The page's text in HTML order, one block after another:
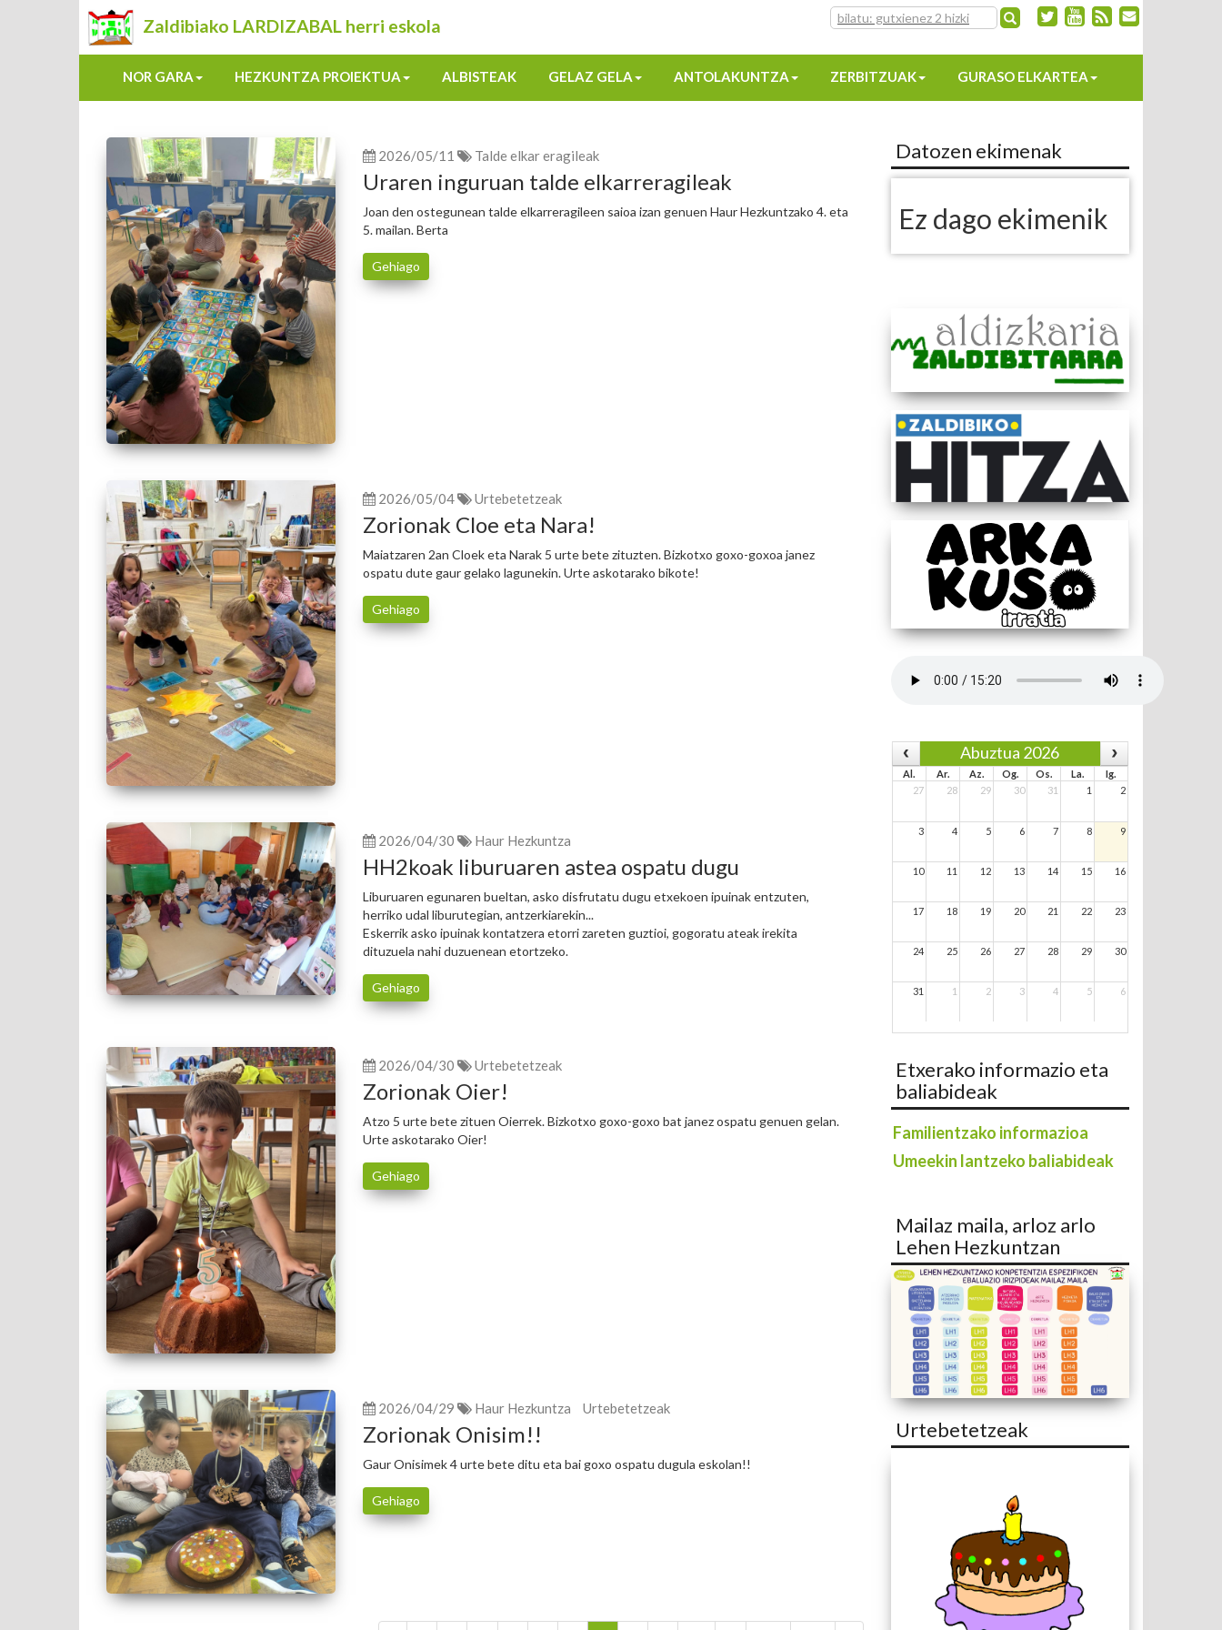
Zaldibiako LARDIZABAL herri eskola
NOR GARA HEZKUNTZA PROIEKTUA ALBISTEAK GELAZ GELA ANTOLAKUNTZA ZERBITZUAK GURASO ELKARTEA
2026/05/11 Talde elkar eragileak
Uraren inguruan talde elkarreragileak
Joan den ostegunean talde elkarreragileen saioa izan genuen Haur Hezkuntzako 4. eta
5. mailan. Berta
Gehiago
2026/05/04 Urtebetetzeak
Zorionak Cloe eta Nara!
Maiatzaren 2an Cloek eta Narak 5 urte bete zituzten. Bizkotxo goxo-goxoa janez
ospatu dute gaur gelako lagunekin. Urte askotarako bikote!
Gehiago
2026/04/30 Haur Hezkuntza
HH2koak liburuaren astea ospatu dugu
Liburuaren egunaren bueltan, asko disfrutatu dugu etxekoen ipuinak entzuten,
herriko udal liburutegian, antzerkiarekin...
Eskerrik asko ipuinak kontatzera etorri zareten guztioi, gogoratu ateak irekita
dituzuela nahi duzuenean etortzeko.
Gehiago
2026/04/30 Urtebetetzeak
Zorionak Oier!
Atzo 5 urte bete zituen Oierrek. Bizkotxo goxo-goxo bat janez ospatu genuen gelan.
Urte askotarako Oier!
Gehiago
2026/04/29 Haur Hezkuntza Urtebetetzeak
Zorionak Onisim!!
Gaur Onisimek 4 urte bete ditu eta bai goxo ospatu dugula eskolan!!
Gehiago
Datozen ekimenak
Ez dago ekimenik
Abuztua 2026
Al. Ar. Az. Og. Os. La.
Ig.
27
28 29 30 31 1 2
3 4 5 6 7 8 9
10 11 12 13 14 15 16
17 18 19 20 21 22 23
24 25 26 27 28 29 30
31 1 2 3 4 5 6
Etxerako informazio eta
baliabideak
Familientzako informazioa
Umeekin lantzeko baliabideak
Mailaz maila, arloz arlo
Lehen Hezkuntzan
Urtebetetzeak